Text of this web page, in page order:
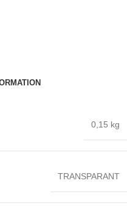
0,15 kg
TRANSPARANT